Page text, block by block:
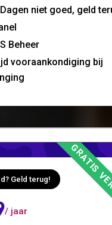
niet goed, geld
Beheer
vooraankondiging bij
Geld terug!
/ jaar